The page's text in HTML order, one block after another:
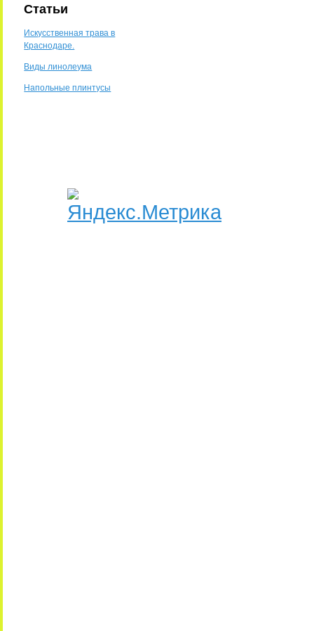
Статьи
Искусственная трава в
Краснодаре.
Виды линолеума
Напольные плинтусы